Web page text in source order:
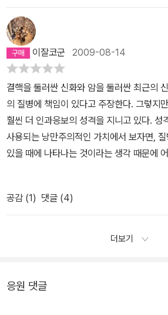
해졌다. 질병에 시달리는 고통과 견뎌내는
사망자의 수가 차마 입에 담지 못할 정도로
들지 않은 주요한 질병일수록 그 질병은 무
경향이 있다. (88쪽)질병과 고통이 인간에게
직접적이기 때문에 질병의 비유는 단련되거
질병을 받아들이는 자세에 따라서 우리의
대중 대통령의 부인 이희호 님은 시민들을
편은 평생 동안 고통을 당했습니다'라고 말
통을 받아들이는 방식과 히틀러의 독일 국민
이기도 했다. 불의에 타협하면 일인지하 만
그렇지 않으면 죽음의 고통에 처해지는 상황
안 되는 모함과 저주의 고통에 시달렸다. 김
시한 허무맹랑하고 위험천만한 수술방식을
반성하게 되기도 한다. 질병을 질병으로서 이해하려고 하기 보다는
심리적으로 사회적으로 정치적으로 인종적
어서 들여다보고 있기 때문에 “질병의 ‘실체
살펴보며 우리들에게 그런 오해에서 빠져나
고 본질을 정확하게 알아야 함을 알려주고 있다. 그걸 어떤 식
해결해나가야 할 것인지 좀 더 올바른 판단
해야 할 것인지 고민해야 할 필요성을 느끼게 해준다.
그대로 받아들이기 보다는 제대로 바로잡아
있다. “은유로서의 질병”이라는 글과 “에이즈와 그 은유”라는 2개
의 글을 묶은 ‘은유...’는 “은유로서의 질병”
히 반복되고 있고 에이즈에 대한 오해와 편
인 “에이즈와 그 은유”를 발표했고 에이즈
모두 결론은 마찬가지인 것 같다. 시끌벅적
하게 된다는 거죠. 의미를 부여하려는 노력
들'. '남들'이라는 것이 자기 안에 있는 타자에
않는 대상일 수 있기 때문에. HIV 발표할 때
난 감염되기 싫어, 나는 병에 걸리면 안 돼,
있어, 라고 하지만 그렇게 너희들이 살아야
게, 꼭 건강함을 유지하면서, 그 유지하는
면서까지 살아 있어야 할 이유가 너희들에
찐 돼지에 불과하진 않은가? 라는 거. 좀 과
문이 저에게는 있었거든요. 삶의 의미, 내가
대해서도 답할 수 없을 거고 그 질문을 찾는
끝없이 찾아가는 과정이 삶인 거죠. 제 생각
마찬가지다. 질병을 질병으로 보지 않고, 이
대상에 빗대어 표현함으로써 질병에 의미를
의미를 부여하는 순간, 이미 우리는 질병을
관점으로 파악하게 된다. 우리의 관점이란
선입견, 아니면 독단일 수도 있다. 이 관점에
나만의 관점이 아니라, 우리의 관점으로 보
단지 몸의 이상을 넘어 다른 사회적 폭력의
이름을 부여하는 순간, 그 질병은 또 다른 존
질병에 걸린 사람은 사회에서 배제되기 때
은유로서의 에이즈가 1부와 2부로 묶여 있
로서의 질병을 다루고 있다. 우리가 질병을
부르는 순간, 우리는 질병을 질병으로서 인
결핵은 정신적인 성숙으로, 암은 정신적인
대한 표현들을 곳곳에서 사용하고 있는데,
이잘코군 2009-08-14
결핵을 둘러싼 신화와 암을 둘러싼 최근의
의 질병에 책임이 있다고 주장한다. 그렇지
훨씬 더 인과응보의 성격을 지니고 있다. 성
사용되는 낭만주의적인 가치에서 보자면,
있을 때에 나타나는 것이라는 생각 때문에
욕적인 생각, 즉 감정을 억압하기 때문에 병
존재한다. -75쪽'우울증 때문에 생기는 발작
움과 결코 분리될 수 없을 것이다.'(에드거
가지 가설을 통해 확대됐다. 첫 번째 가설은
니라 (의사가 그를 이해하듯이) 이해되고, 치
공감 (1) 댓글 (4)
더보기
응원 댓글